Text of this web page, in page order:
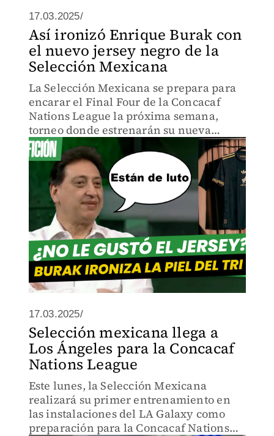
17.03.2025/
Así ironizó Enrique Burak con
el nuevo jersey negro de la
Selección Mexicana
La Selección Mexicana se prepara para
encarar el Final Four de la Concacaf
Nations League la próxima semana,
torneo donde estrenarán su nueva
playera negra de local.
17.03.2025/
Selección mexicana llega a
Los Ángeles para la Concacaf
Nations League
Este lunes, la Selección Mexicana
realizará su primer entrenamiento en
las instalaciones del LA Galaxy como
preparación para la Concacaf Nations